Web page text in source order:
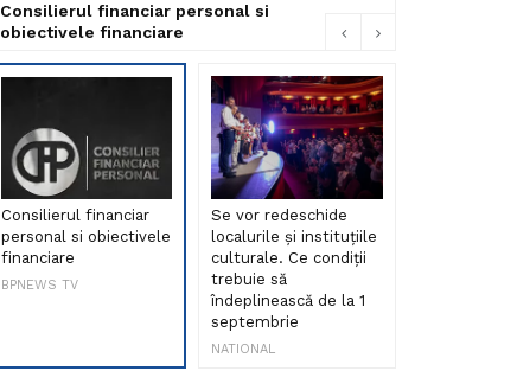
Consilierul financiar personal si
obiectivele financiare
Consilierul financiar
personal si obiectivele
financiare
BPNEWS TV
Se vor redeschide
localurile și instituțiile
culturale. Ce condiții
trebuie să
îndeplinească de la 1
septembrie
NATIONAL